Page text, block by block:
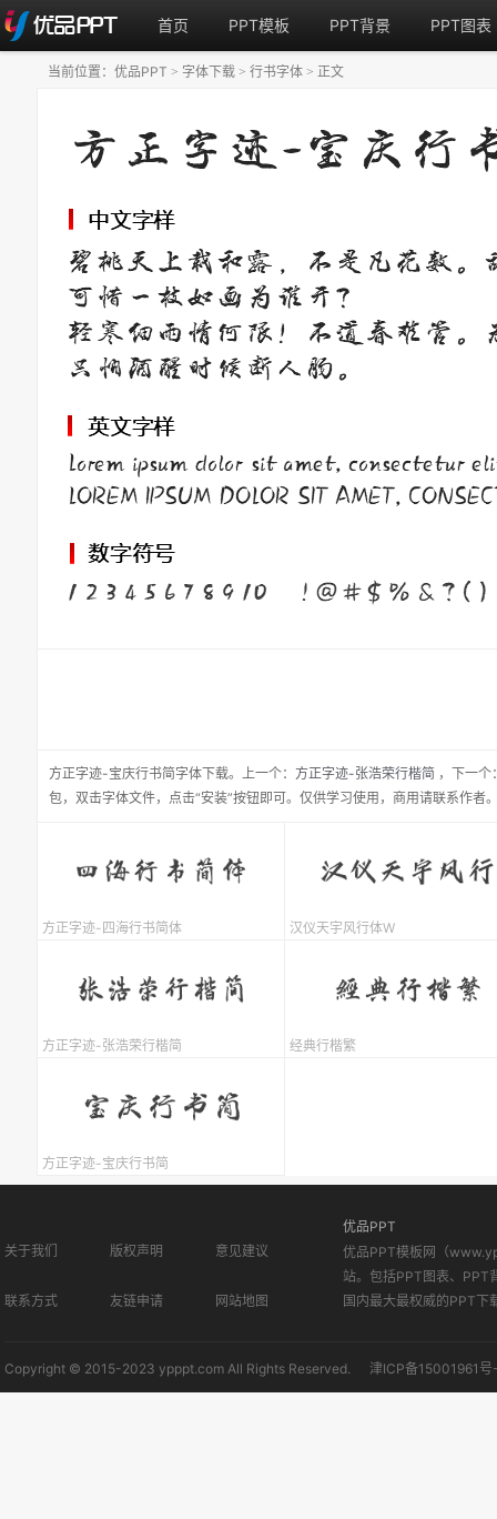
首页 PPT模板 PPT背景 PPT图表
方正字迹-宝庆行书简字体下载。 上一个： 方正字迹-张浩荣行楷简 ， 下一个
包，双击字体文件，点击“安装”按钮即可。仅供学习使用，商用请联系作者
当前位置： 优品PPT > 字体下载 > 行书字体 > 正文
方正字迹-四海行书简体 汉仪天宇风行体W
方正字迹-张浩荣行楷简 经典行楷繁
方正字迹-宝庆行书简
关于我们 版权声明 意见建议
联系方式 友链申请 网站地图
优品PPT
优品PPT模板网（
站。包括PPT图表、PPT
国内最大最权威的PPT下
Copyright © 2015-2023 ypppt.com All Rights Reserved. 津ICP备15001961号